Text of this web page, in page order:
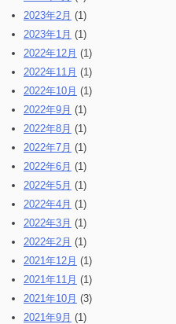
2023年2月 (1)
2023年1月 (1)
2022年12月 (1)
2022年11月 (1)
2022年10月 (1)
2022年9月 (1)
2022年8月 (1)
2022年7月 (1)
2022年6月 (1)
2022年5月 (1)
2022年4月 (1)
2022年3月 (1)
2022年2月 (1)
2021年12月 (1)
2021年11月 (1)
2021年10月 (3)
2021年9月 (1)